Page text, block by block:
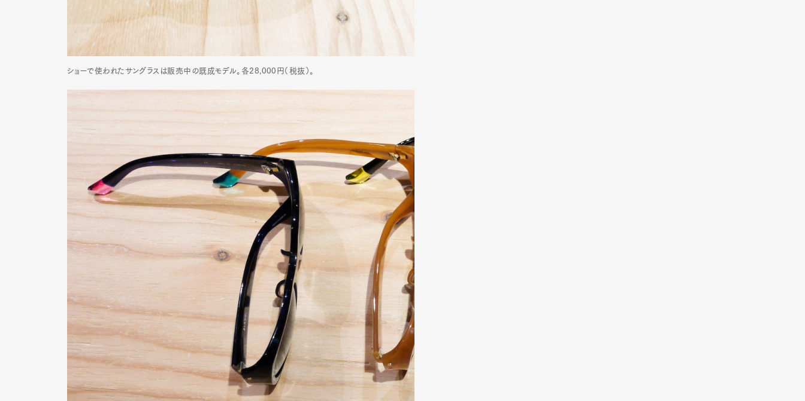
Art&Design
Pen Membership Magazine Official Columnist
Pen Meet Pen international Pen tw
ショーで使われたサングラスは販売中の既成モデル。各28,000円（税抜）。